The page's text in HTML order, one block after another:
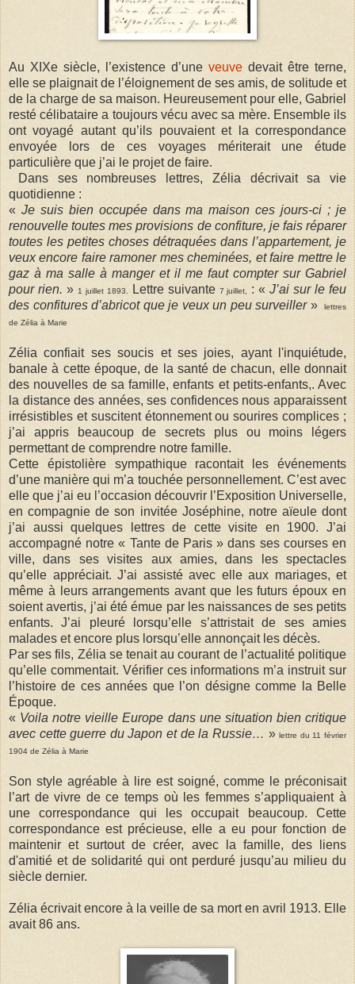
Au XIXe siècle, l’existence d’une veuve devait être terne,
elle se plaignait de l’éloignement de ses amis, de solitude et
de la charge de sa maison. Heureusement pour elle, Gabriel
resté célibataire a toujours vécu avec sa mère. Ensemble ils
ont voyagé autant qu’ils pouvaient et la correspondance
envoyée lors de ces voyages mériterait une étude
particulière que j’ai le projet de faire.
Dans ses nombreuses lettres, Zélia décrivait sa vie
quotidienne :
« Je suis bien occupée dans ma maison ces jours-ci ; je
renouvelle toutes mes provisions de confiture, je fais réparer
toutes les petites choses détraquées dans l’appartement, je
veux encore faire ramoner mes cheminées, et faire mettre le
gaz à ma salle à manger et il me faut compter sur Gabriel
pour rien. » 1 juillet 1893. Lettre suivante 7 juillet, : «J’ai sur le feu
des confitures d’abricot que je veux un peu surveiller»
lettres
de Zélia à Marie
Zélia confiait ses soucis et ses joies, ayant l'inquiétude,
banale à cette époque, de la santé de chacun, elle donnait
des nouvelles de sa famille, enfants et petits-enfants,. Avec
la distance des années, ses confidences nous apparaissent
irrésistibles et suscitent étonnement ou sourires complices ;
j’ai appris beaucoup de secrets plus ou moins légers
permettant de comprendre notre famille.
Cette épistolière sympathique racontait les événements
d’une manière qui m’a touchée personnellement. C’est avec
elle que j’ai eu l’occasion découvrir l’Exposition Universelle,
en compagnie de son invitée Joséphine, notre aïeule dont
j’ai aussi quelques lettres de cette visite en 1900. J’ai
accompagné notre « Tante de Paris » dans ses courses en
ville, dans ses visites aux amies, dans les spectacles
qu’elle appréciait. J’ai assisté avec elle aux mariages, et
même à leurs arrangements avant que les futurs époux en
soient avertis, j’ai été émue par les naissances de ses petits
enfants. J’ai pleuré lorsqu’elle s’attristait de ses amies
malades et encore plus lorsqu’elle annonçait les décès.
Par ses fils, Zélia se tenait au courant de l’actualité politique
qu’elle commentait. Vérifier ces informations m’a instruit sur
l’histoire de ces années que l’on désigne comme la Belle
Époque.
« Voila notre vieille Europe dans une situation bien critique
avec cette guerre du Japon et de la Russie… »lettre du 11 février
1904 de Zélia à Marie
Son style agréable à lire est soigné, comme le préconisait
l’art de vivre de ce temps où les femmes s’appliquaient à
une correspondance qui les occupait beaucoup. Cette
correspondance est précieuse, elle a eu pour fonction de
maintenir et surtout de créer, avec la famille, des liens
d'amitié et de solidarité qui ont perduré jusqu’au milieu du
siècle dernier.
Zélia écrivait encore à la veille de sa mort en avril 1913. Elle
avait 86 ans.